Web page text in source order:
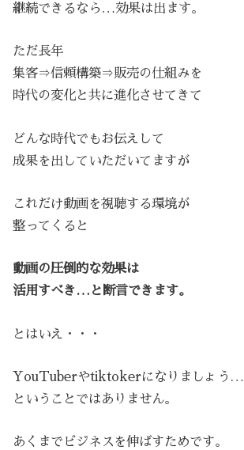
継続できるなら…効果は出ます。
ただ長年
集客⇒信頼構築⇒販売の仕組みを
時代の変化と共に進化させてきて
どんな時代でもお伝えして
成果を出していただいてますが
これだけ動画を視聴する環境が
整ってくると
動画の圧倒的な効果は
活用すべき…と断言できます。
とはいえ・・・
YouTuberやtiktokerになりましょう…
ということではありません。
あくまでビジネスを伸ばすためです。